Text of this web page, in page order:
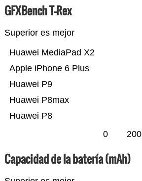
GFXBench T-Rex
Superior es mejor
Huawei P8
Huawei P8max
Huawei P9
Apple iPhone 6 Plus
Huawei MediaPad X2
0 200
Capacidad de la batería (mAh)